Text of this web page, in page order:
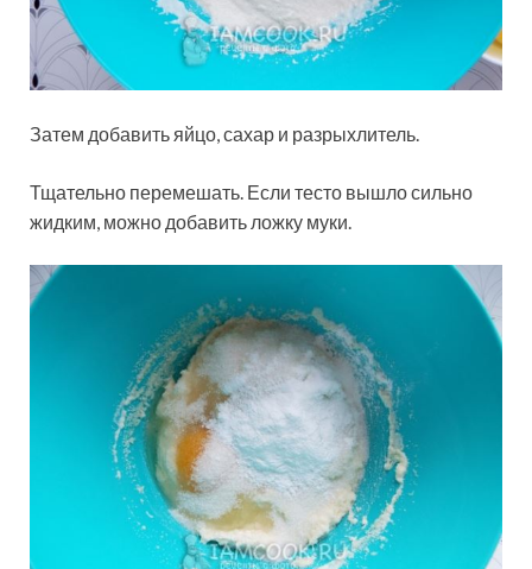
Затем добавить яйцо, сахар и разрыхлитель.
Тщательно перемешать. Если тесто вышло сильно
жидким, можно добавить ложку муки.